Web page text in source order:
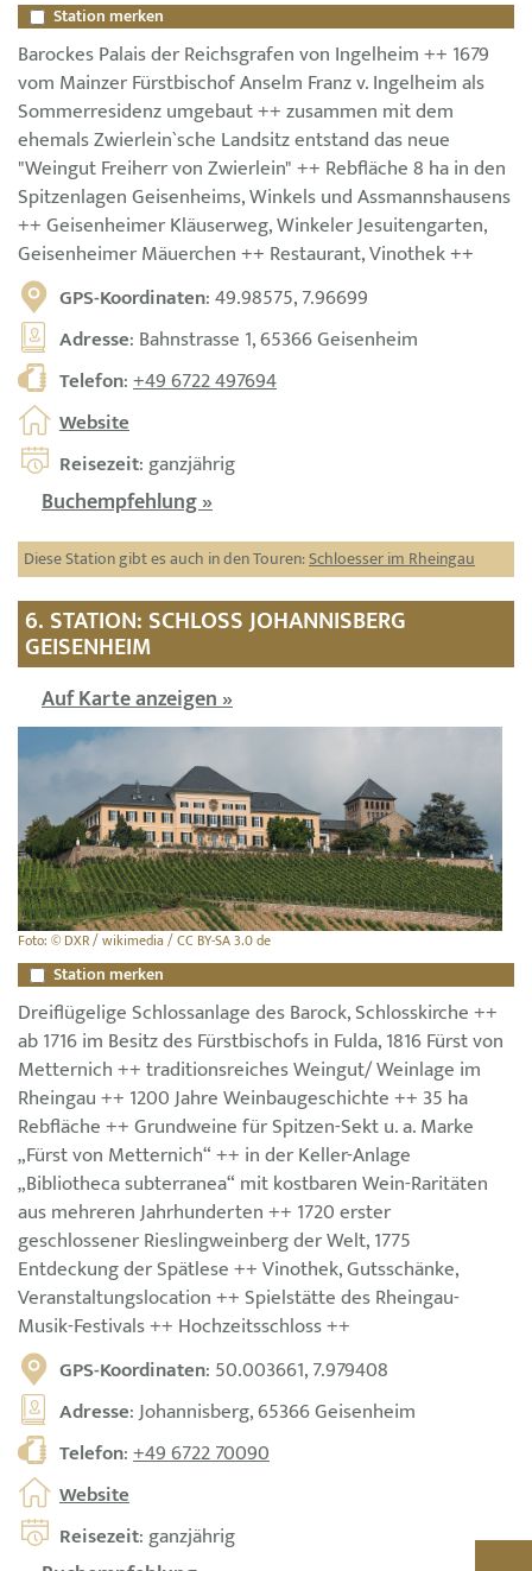
Station merken
Barockes Palais der Reichsgrafen von Ingelheim ++ 1679
vom Mainzer Fürstbischof Anselm Franz v. Ingelheim als
Sommerresidenz umgebaut ++ zusammen mit dem
ehemals Zwierlein`sche Landsitz entstand das neue
"Weingut Freiherr von Zwierlein" ++ Rebfläche 8 ha in den
Spitzenlagen Geisenheims, Winkels und Assmannshausens
++ Geisenheimer Kläuserweg, Winkeler Jesuitengarten,
Geisenheimer Mäuerchen ++ Restaurant, Vinothek ++
GPS-Koordinaten: 49.98575, 7.96699
Adresse: Bahnstrasse 1, 65366 Geisenheim
Telefon:+49 6722 497694
Website
Reisezeit: ganzjährig
Buchempfehlung »
Diese Station gibt es auch in den Touren:Schloesser im Rheingau
6. STATION: SCHLOSS JOHANNISBERG
GEISENHEIM
Auf Karte anzeigen »
Foto: © DXR / wikimedia / CC BY-SA 3.0 de
Station merken
Dreiflügelige Schlossanlage des Barock, Schlosskirche ++
ab 1716 im Besitz des Fürstbischofs in Fulda, 1816 Fürst von
Metternich ++ traditionsreiches Weingut/ Weinlage im
Rheingau ++ 1200 Jahre Weinbaugeschichte ++ 35 ha
Rebfläche ++ Grundweine für Spitzen-Sekt u. a. Marke
„Fürst von Metternich“ ++ in der Keller-Anlage
„Bibliotheca subterranea“ mit kostbaren Wein-Raritäten
aus mehreren Jahrhunderten ++ 1720 erster
geschlossener Rieslingweinberg der Welt, 1775
Entdeckung der Spätlese ++ Vinothek, Gutsschänke,
Veranstaltungslocation ++ Spielstätte des Rheingau-
Musik-Festivals ++ Hochzeitsschloss ++
GPS-Koordinaten: 50.003661, 7.979408
Adresse: Johannisberg, 65366 Geisenheim
Telefon:+49 6722 70090
Website
Reisezeit: ganzjährig